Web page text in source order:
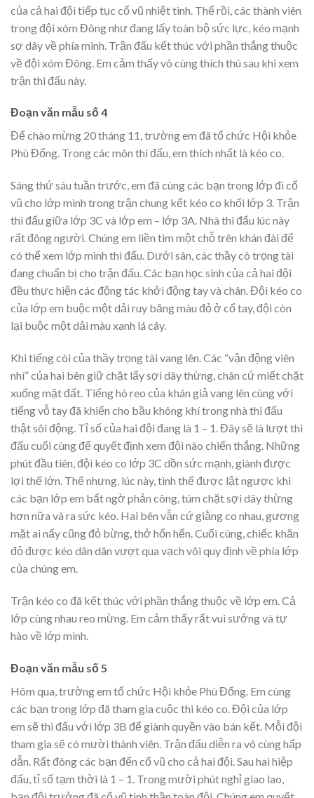
của cả hai đội tiếp tục cổ vũ nhiệt tình. Thế rồi, các thành viên
trong đội xóm Đông như đang lấy toàn bộ sức lực, kéo mạnh
sợ dây về phía mình. Trận đấu kết thúc với phần thắng thuộc
về đội xóm Đông. Em cảm thấy vô cùng thích thú sau khi xem
trận thi đấu này.
Đoạn văn mẫu số 4
Để chào mừng 20 tháng 11, trường em đã tổ chức Hội khỏe
Phù Đổng. Trong các môn thi đấu, em thích nhất là kéo co.
Sáng thứ sáu tuần trước, em đã cùng các bạn trong lớp đi cổ
vũ cho lớp mình trong trận chung kết kéo co khối lớp 3. Trận
thi đấu giữa lớp 3C và lớp em – lớp 3A. Nhà thi đấu lúc này
rất đông người. Chúng em liền tìm một chỗ trên khán đài để
có thể xem lớp mình thi đấu. Dưới sân, các thầy cô trọng tài
đang chuẩn bị cho trận đấu. Các bạn học sinh của cả hai đội
đều thực hiện các động tác khởi động tay và chân. Đội kéo co
của lớp em buộc một dải ruy băng màu đỏ ở cổ tay, đội còn
lại buộc một dải màu xanh lá cây.
Khi tiếng còi của thầy trọng tài vang lên. Các “vận động viên
nhí” của hai bên giữ chặt lấy sợi dây thừng, chân cứ miết chặt
xuống mặt đất. Tiếng hò reo của khán giả vang lên cùng với
tiếng vỗ tay đã khiến cho bầu không khí trong nhà thi đấu
thật sôi động. Tỉ số của hai đội đang là 1 – 1. Đây sẽ là lượt thi
đấu cuối cùng để quyết định xem đội nào chiến thắng. Những
phút đầu tiên, đội kéo co lớp 3C dồn sức mạnh, giành được
lợi thế lớn. Thế nhưng, lúc này, tình thế được lật ngược khi
các bạn lớp em bất ngờ phản công, túm chặt sợi dây thừng
hơn nữa và ra sức kéo. Hai bên vẫn cứ giằng co nhau, gương
mặt ai nấy cũng đỏ bừng, thở hổn hển. Cuối cùng, chiếc khăn
đỏ được kéo dân dân vượt qua vạch vôi quy định về phía lớp
của chúng em.
Trận kéo co đã kết thúc với phần thắng thuộc về lớp em. Cả
lớp cùng nhau reo mừng. Em cảm thấy rất vui sướng và tự
hào về lớp mình.
Đoạn văn mẫu số 5
Hôm qua, trường em tổ chức Hội khỏe Phù Đổng. Em cùng
các bạn trong lớp đã tham gia cuộc thi kéo co. Đội của lớp
em sẽ thi đấu với lớp 3B để giành quyền vào bán kết. Mỗi đội
tham gia sẽ có mười thành viên. Trận đấu diễn ra vô cùng hấp
dẫn. Rất đông các bạn đến cổ vũ cho cả hai đội. Sau hai hiệp
đấu, tỉ số tạm thời là 1 – 1. Trong mười phút nghỉ giao lao,